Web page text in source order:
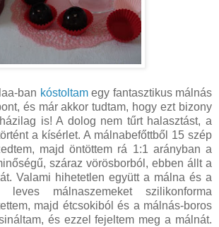
ban kóstoltamegy fantasztikus málnás
és már akkor tudtam, hogy ezt bizony
is! A dolog nem tűrt halasztást, a
a kísérlet. A málnabefőttből 15 szép
majd öntöttem rá 1:1 arányban a
száraz vörösborból, ebben állt a
Valami hihetetlen együtt a málna és a
málnaszemeket szilikonforma
majd étcsokiból és a málnás-boros
és ezzel fejeltem meg a málnát.